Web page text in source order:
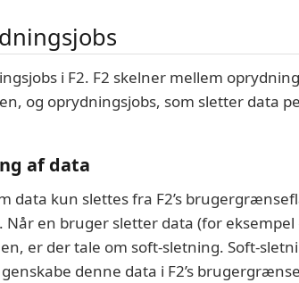
i F2. F2 skelner mellem
og oprydningsjobs, som sletter data
af data
data kun slettes fra F2’s
en bruger sletter data (for
er der tale om soft-sletning. Soft-
denne data i F2’s